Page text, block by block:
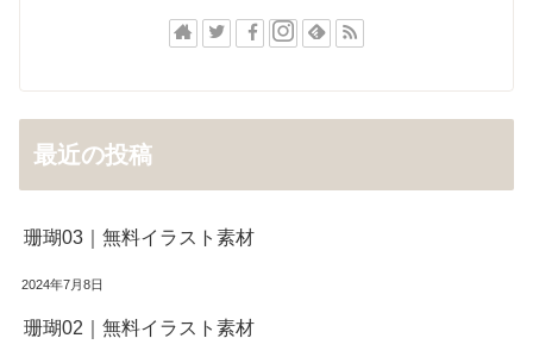
最近の投稿
珊瑚03｜無料イラスト素材
2024年7月8日
珊瑚02｜無料イラスト素材